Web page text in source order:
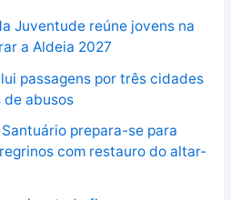
Juventude reúne jovens na
a Aldeia 2027
passagens por três cidades
abusos
prepara-se para
com restauro do altar-